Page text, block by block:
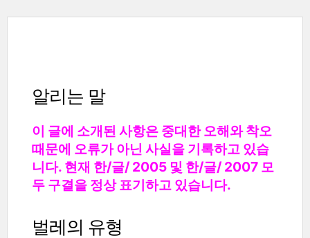
알리는 말
이 글에 소개된 사항은 중대한 오해와 착오
때문에 오류가 아닌 사실을 기록하고 있습
니다. 현재 한/글/ 2005 및 한/글/ 2007 모
두 구결을 정상 표기하고 있습니다.
벌레의 유형